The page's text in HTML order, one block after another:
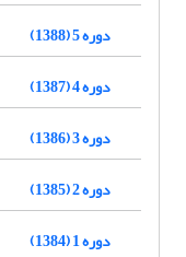
دوره 5 (1388)
دوره 4 (1387)
دوره 3 (1386)
دوره 2 (1385)
دوره 1 (1384)